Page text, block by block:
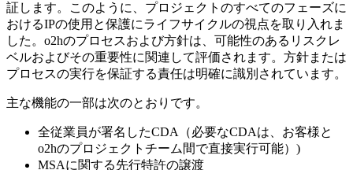
証します。このように、プロジェクトのすべてのフェーズに
おけるIPの使用と保護にライフサイクルの視点を取り入れま
した。o2hのプロセスおよび方針は、可能性のあるリスクレ
ベルおよびその重要性に関連して評価されます。方針または
プロセスの実行を保証する責任は明確に識別されています。
主な機能の一部は次のとおりです。
全従業員が署名したCDA（必要なCDAは、お客様と
o2hのプロジェクトチーム間で直接実行可能）)
MSAに関する先行特許の譲渡